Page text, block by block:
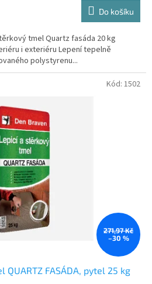
Do košíku
tmel Quartz fasáda 20 kg
i exteriéru Lepení tepelně
polystyrenu...
271,97 Kč
–30 %
FASÁDA, pytel 25 kg
Kód: 1502